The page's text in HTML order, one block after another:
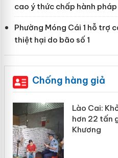
cao ý thức chấp hành
Phường Móng Cái 1 hỗ trợ
thiệt hại do bão số 1
Chống hàng giả
Lào Cai xử
trong tháng 7
Hưng Yên: Xử lý
giả mạo nhãn